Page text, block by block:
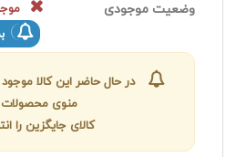
وضعیت موجودی
در حال حاضر این کالا
منوی
کالای جایگزین را